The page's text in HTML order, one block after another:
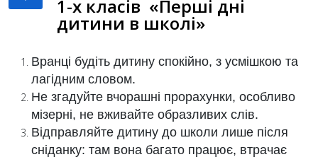
1-х класів «Перші дні
дитини в школі»
Вранці будіть дитину спокійно, з усмішкою та
лагідним словом.
Не згадуйте вчорашні прорахунки, особливо
мізерні, не вживайте образливих слів.
Відправляйте дитину до школи лише після
сніданку: там вона багато працює, втрачає